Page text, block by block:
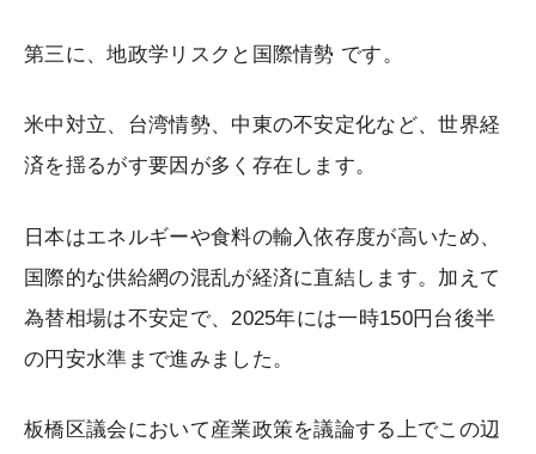
第三に、地政学リスクと国際情勢 です。
米中対立、台湾情勢、中東の不安定化など、世界経
済を揺るがす要因が多く存在します。
日本はエネルギーや食料の輸入依存度が高いため、
国際的な供給網の混乱が経済に直結します。加えて
為替相場は不安定で、2025年には一時150円台後半
の円安水準まで進みました。
板橋区議会において産業政策を議論する上でこの辺